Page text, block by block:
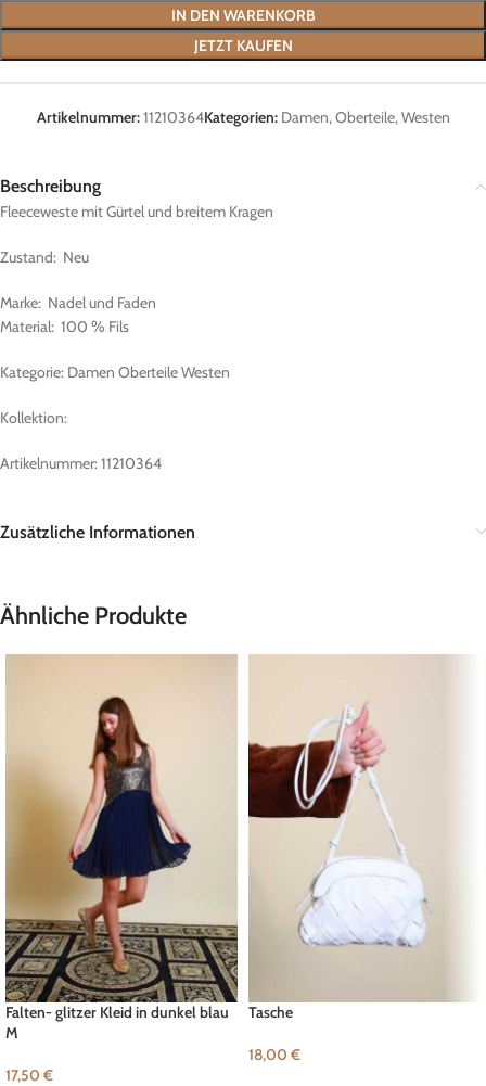
IN DEN WARENKORB
JETZT KAUFEN
Artikelnummer:11210364Kategorien: Damen, Oberteile, Westen
Beschreibung
Fleeceweste mit Gürtel und breitem Kragen
Zustand: Neu
Marke: Nadel und Faden
Material: 100 % Fils
Kategorie: Damen Oberteile Westen
Kollektion:
Artikelnummer: 11210364
Zusätzliche Informationen
Ähnliche Produkte
Falten- glitzer Kleid in dunkel blau
M
17,50 €
Tasche
18,00 €